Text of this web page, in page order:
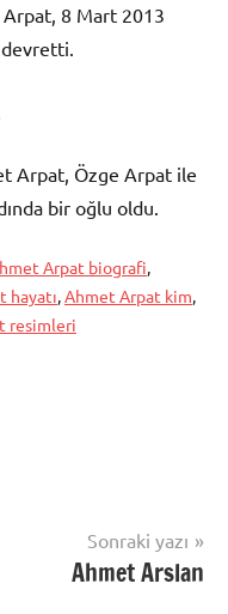
8 Mart 2013
devretti.
Arpat, Özge Arpat ile
bir oğlu oldu.
Arpat biografi,
hayatı,Ahmet Arpat kim,
resimleri
Sonraki yazı
Ahmet Arslan